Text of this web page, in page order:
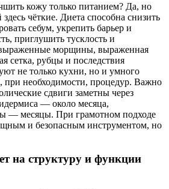
кожу только питанием? Да, но
чёткие. Диета способна снизить
себум, укрепить барьер и
приглушить тусклость и
морщины, выраженная
сетка, рубцы и последствия
не только кухни, но и умного
при необходимости, процедур. Важно
сдвиги заметны через
— около месяца,
— месяцы. При грамотном подходе
и безопасным инструментом, но
на структуру и функции